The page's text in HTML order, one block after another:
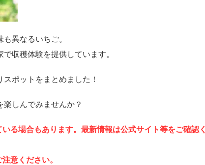
異なるいちご。
収穫体験を提供しています。
ポットをまとめました！
しんでみませんか？
る場合もあります。最新情報は公式サイト等をご確認く
意ください。